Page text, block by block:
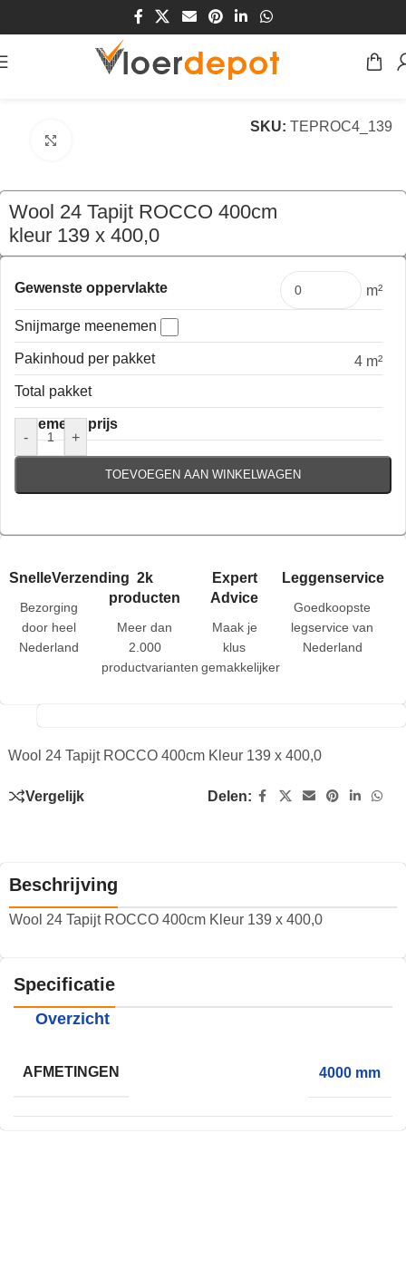
/Vloeren/Tapijt
SKU: TEPROC4_139
Wool 24 Tapijt ROCCO 400cm
kleur 139 x 400,0
€327,80 per mtr
Gewenste oppervlakte m²
Snijmarge meenemen
Pakinhoud per pakket
4 m²
Total pakket
Algemene prijs
-
+
TOEVOEGEN AAN WINKELWAGEN
SnelleVerzending
Bezorging
door heel
Nederland
2k
producten
Meer dan
2.000
productvarianten
Expert
Advice
Maak je
klus
gemakkelijker
Leggenservice
Goedkoopste
legservice van
Nederland
Wool 24 Tapijt ROCCO 400cm Kleur 139 x 400,0
Vergelijk Delen:
Beschrijving
Wool 24 Tapijt ROCCO 400cm Kleur 139 x 400,0
Specificatie
Overzicht
AFMETINGEN 4000 mm